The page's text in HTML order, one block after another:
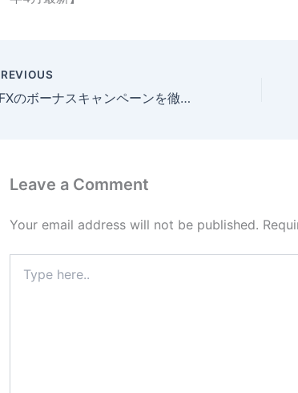
IS6FXのボーナスキャンペーンを徹底解説！口座開設・入金ボーナスの情報を紹介【2026年4月最新】
Leave a Comment
Your email address will not be published.
here..